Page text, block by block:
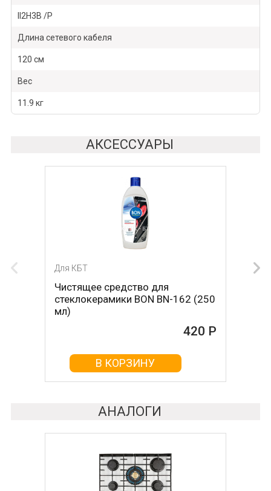
II2H3B /P
Длина сетевого кабеля
120 см
Вес
11.9 кг
АКСЕССУАРЫ
Для КБТ
Чистящее средство для
стеклокерамики BON BN-162 (250
мл)
420 Р
В КОРЗИНУ
Для КБТ
Скребок для ухода за
стеклокерамикой BON BN-603
В КОРЗИНУ
АНАЛОГИ